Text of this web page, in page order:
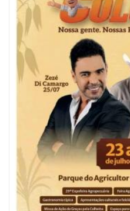
07/08/2026 | 07:00
Ambiental reforça descarte
pilhas à logística reversa
GERAL